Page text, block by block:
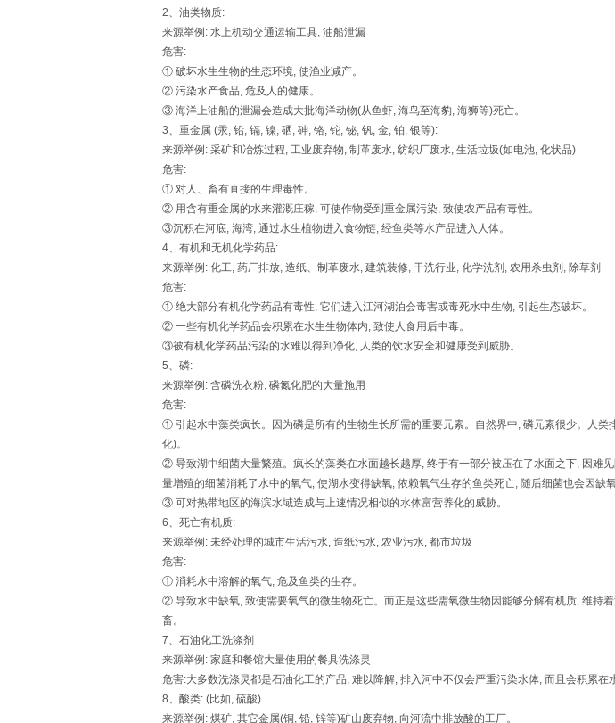
2、油类物质:
来源举例: 水上机动交通运输工具, 油船泄漏
危害:
① 破坏水生生物的生态环境, 使渔业减产。
② 污染水产食品, 危及人的健康。
③ 海洋上油船的泄漏会造成大批海洋动物(从鱼虾, 海鸟至海豹, 海狮等)死亡。
3、重金属 (汞, 铅, 镉, 镍, 硒, 砷, 铬, 铊, 铋, 钒, 金, 铂, 银等):
来源举例: 采矿和冶炼过程, 工业废弃物, 制革废水, 纺织厂废水, 生活垃圾(如电池, 化状品)
危害:
① 对人、畜有直接的生理毒性。
② 用含有重金属的水来灌溉庄稼, 可使作物受到重金属污染, 致使农产品有毒性。
③沉积在河底, 海湾, 通过水生植物进入食物链, 经鱼类等水产品进入人体。
4、有机和无机化学药品:
来源举例: 化工, 药厂排放, 造纸、制革废水, 建筑装修, 干洗行业, 化学洗剂, 农用杀虫剂, 除草剂
危害:
① 绝大部分有机化学药品有毒性, 它们进入江河湖泊会毒害或毒死水中生物, 引起生态破坏。
② 一些有机化学药品会积累在水生生物体内, 致使人食用后中毒。
③被有机化学药品污染的水难以得到净化, 人类的饮水安全和健康受到威胁。
5、磷:
来源举例: 含磷洗衣粉, 磷氮化肥的大量施用
危害:
① 引起水中藻类疯长。因为磷是所有的生物生长所需的重要元素。自然界中, 磷元素很少。人
化)。
② 导致湖中细菌大量繁殖。疯长的藻类在水面越长越厚, 终于有一部分被压在了水面之下, 因难
量增殖的细菌消耗了水中的氧气, 使湖水变得缺氧, 依赖氧气生存的鱼类死亡, 随后细菌也会因缺
③ 可对热带地区的海滨水域造成与上速情况相似的水体富营养化的威胁。
6、死亡有机质:
来源举例: 未经处理的城市生活污水, 造纸污水, 农业污水, 都市垃圾
危害:
① 消耗水中溶解的氧气, 危及鱼类的生存。
② 导致水中缺氧, 致使需要氧气的微生物死亡。而正是这些需氧微生物因能够分解有机质, 维持
畜。
7、石油化工洗涤剂
来源举例: 家庭和餐馆大量使用的餐具洗涤灵
危害:大多数洗涤灵都是石油化工的产品, 难以降解, 排入河中不仅会严重污染水体, 而且会积累在
8、酸类: (比如, 硫酸)
来源举例: 煤矿, 其它金属(铜, 铅, 锌等)矿山废弃物, 向河流中排放酸的工厂。